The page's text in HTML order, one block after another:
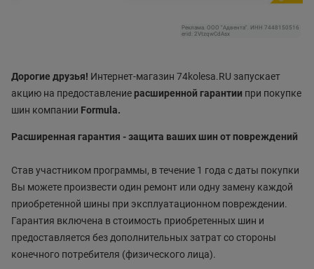
Реклама. ООО "Адвента". ИНН 7448150516
erid: 2VtzqwCdAsx
Дорогие друзья! Интернет-магазин 74kolesa.RU запускает
акцию на предоставлениерасширенной гарантии при покупке
шин компании Formula.
Расширенная гарантия - защита ваших шин от повреждений
Став участником программы, в течение 1 года с даты покупки
Вы можете произвести один ремонт или одну замену каждой
приобретенной шины при эксплуатационном повреждении.
Гарантия включена в стоимость приобретенных шин и
предоставляется без дополнительных затрат со стороны
конечного потребителя (физического лица).